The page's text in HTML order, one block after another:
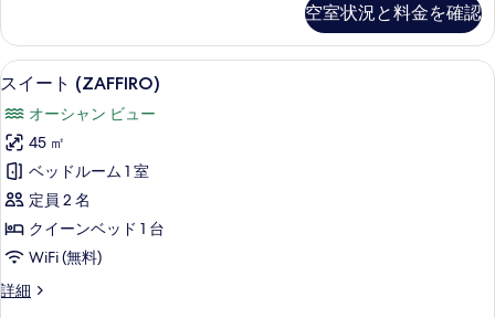
ト
バ
ス
シ
ー
ビ
ュ
ー
(DIAMANTE)
の
ジ
ェ
ッ
ト
バ
シ
ー
ュ
ー
(DIAMANTE)
の
詳
写
真
を
表
示
す
る
(SMERALDO)
の
詳
空室状況と料金を確認
ス
ー
ト
(ZAFFIRO)
の
す
べ
て
高級寝具、羽毛の掛け布団、低反発
6
スイート (ZAFFIRO)
オーシャン ビュー
45 ㎡
ベッドルーム 1 室
定員 2 名
クイーンベッド 1 台
WiFi (無料)
詳細
ス